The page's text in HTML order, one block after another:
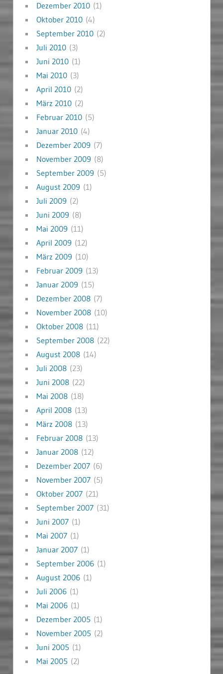
Dezember 2010(1)
Oktober 2010(4)
September 2010(2)
Juli 2010(3)
Juni 2010(1)
Mai 2010(3)
April 2010(2)
März 2010(2)
Februar 2010(5)
Januar 2010(4)
Dezember 2009 (7)
November 2009 (8)
September 2009 (5)
August 2009 (1)
Juli 2009 (2)
Juni 2009 (8)
Mai 2009 (11)
April 2009 (12)
März 2009 (10)
Februar 2009 (13)
Januar 2009 (15)
Dezember 2008(7)
November 2008(10)
Oktober 2008(11)
September 2008(22)
August 2008(14)
Juli 2008(23)
Juni 2008(22)
Mai 2008(18)
April 2008(13)
März 2008(13)
Februar 2008(13)
Januar 2008(12)
Dezember 2007(6)
November 2007(5)
Oktober 2007(21)
September 2007(31)
Juni 2007(1)
Mai 2007(1)
Januar 2007(1)
September 2006(1)
August 2006(1)
Juli 2006(1)
Mai 2006(1)
Dezember 2005 (1)
November 2005 (2)
Juni 2005 (1)
Mai 2005 (2)